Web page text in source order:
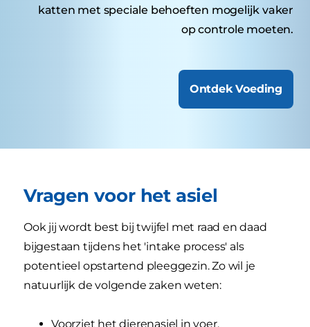
katten met speciale behoeften mogelijk vaker
op controle moeten.
Ontdek Voeding
Vragen voor het asiel
Ook jij wordt best bij twijfel met raad en daad
bijgestaan tijdens het 'intake process' als
potentieel opstartend pleeggezin. Zo wil je
natuurlijk de volgende zaken weten:
Voorziet het dierenasiel in voer,